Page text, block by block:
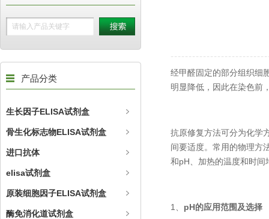
经甲醛固定的部分组织细
明显降低，因此在染色前
抗原修复方法可分为化学
间要适度。常用的物理方
和pH、加热的温度和时间
1、 pH的应用范围及选择
产品分类
生长因子ELISA试剂盒
骨生化标志物ELISA试剂盒
进口抗体
elisa试剂盒
原装细胞因子ELISA试剂盒
酶免消化道试剂盒